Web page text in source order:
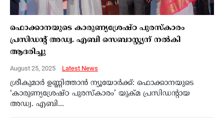
ഫൊക്കാനയുടെ കാരുണ്യശ്രേഷ്ഠ പുരസ്കാരം
പ്രസിഡന്റ് അഡ്വ. എബി സെബാസ്റ്റ്യന് നൽകി
ആദരിച്ചു
August 25, 2025 Latest News
ശ്രീകുമാർ ഉണ്ണിത്താൻ ന്യൂയോർക്ക്: ഫൊക്കാനയുടെ
‘കാരുണ്യശ്രേഷ്ഠ പുരസ്കാരം’ യുക്മ പ്രസിഡന്റായ
അഡ്വ. എബി...